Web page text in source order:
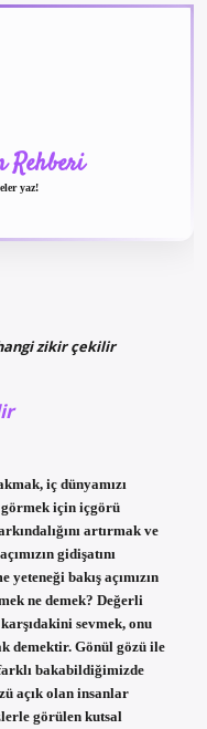
Rehberi
yaz!
zikir çekilir
iç dünyamızı
için içgörü
artırmak ve
gidişatını
bakış açımızın
ne demek? Değerli
sevmek, onu
demektir. Gönül gözü ile
bakabildiğimizde
açık olan insanlar
görülen kutsal